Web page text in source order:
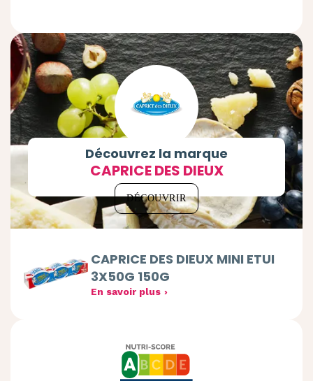
Découvrez la marque
CAPRICE DES DIEUX
DÉCOUVRIR
CAPRICE DES DIEUX MINI ETUI
3X50G 150G
En savoir plus